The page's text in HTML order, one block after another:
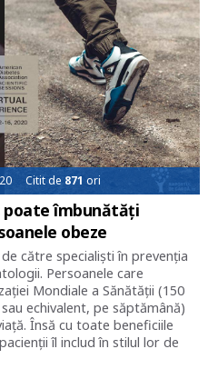
Citit de 871 ori
poate îmbunătăți
obeze
către specialiști în prevenția
Persoanele care
Mondiale a Sănătății (150
echivalent, pe săptămână)
Însă cu toate beneficiile
îl includ în stilul lor de